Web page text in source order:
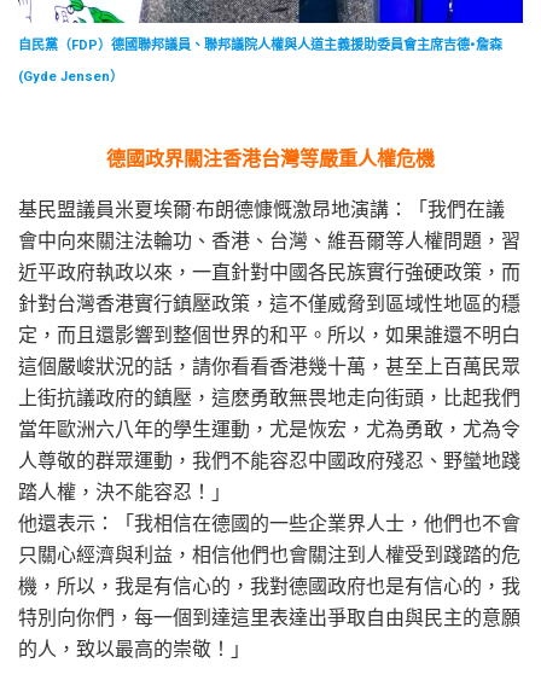
自民黨（FDP）德國聯邦議員、聯邦議院人權與人道主義援助委員會主席吉德•詹森
(Gyde Jensen）
德國政界關注香港台灣等嚴重人權危機
基民盟議員米夏埃爾·布朗德慷慨激昂地演講：「我們在議
會中向來關注法輪功、香港、台灣、維吾爾等人權問題，習
近平政府執政以來，一直針對中國各民族實行強硬政策，而
針對台灣香港實行鎮壓政策，這不僅威脅到區域性地區的穩
定，而且還影響到整個世界的和平。所以，如果誰還不明白
這個嚴峻狀況的話，請你看看香港幾十萬，甚至上百萬民眾
上街抗議政府的鎮壓，這麽勇敢無畏地走向街頭，比起我們
當年歐洲六八年的學生運動，尤是恢宏，尤為勇敢，尤為令
人尊敬的群眾運動，我們不能容忍中國政府殘忍、野蠻地踐
踏人權，決不能容忍！」
他還表示：「我相信在德國的一些企業界人士，他們也不會
只關心經濟與利益，相信他們也會關注到人權受到踐踏的危
機，所以，我是有信心的，我對德國政府也是有信心的，我
特別向你們，每一個到達這里表達出爭取自由與民主的意願
的人，致以最高的崇敬！」